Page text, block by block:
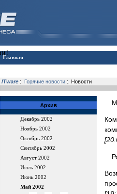
Главная
ITware :. Горячие новости :. Новости
Архив
Декабрь 2002
Ноябрь 2002
Октябрь 2002
Сентябрь 2002
Август 2002
Июль 2002
Июнь 2002
Май 2002